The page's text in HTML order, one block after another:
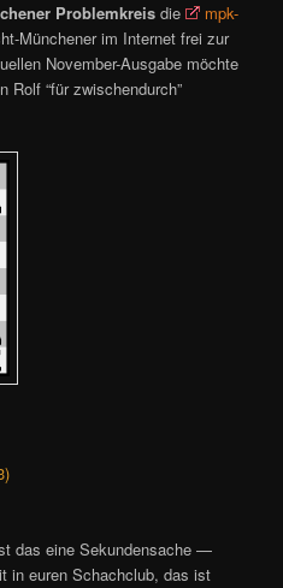
Problemkreis die
mpk-
Münchener im Internet frei zur
November-Ausgabe möchte
Rolf “für zwischendurch”
das eine Sekundensache —
in euren Schachclub, das ist